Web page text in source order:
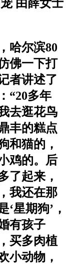
由薛女士
哈尔滨80
佛一下打
者讲述了
“20多年
去逛花鸟
丰的糕点
和猫的，
鸡的。后
了起来，
我还在那
星期狗’，
有孩子
买多肉植
小动物，